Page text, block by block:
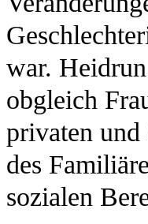
war.
obgleich
privaten
des
sozialen